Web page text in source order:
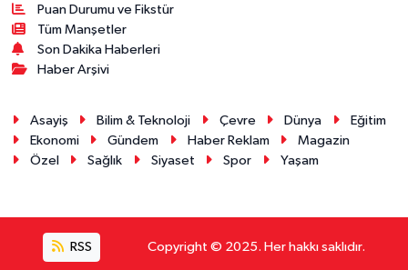
Puan Durumu ve Fikstür
Tüm Manşetler
Son Dakika Haberleri
Haber Arşivi
Asayiş Bilim & Teknoloji Çevre Dünya
Eğitim
Ekonomi
Gündem Haber Reklam
Magazin
Özel
Sağlık Siyaset Spor Yaşam
RSS Copyright © 2025. Her hakkı saklıdır.